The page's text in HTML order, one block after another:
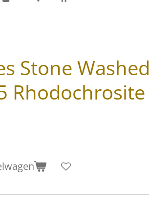
Stone Washed
Rhodochrosite